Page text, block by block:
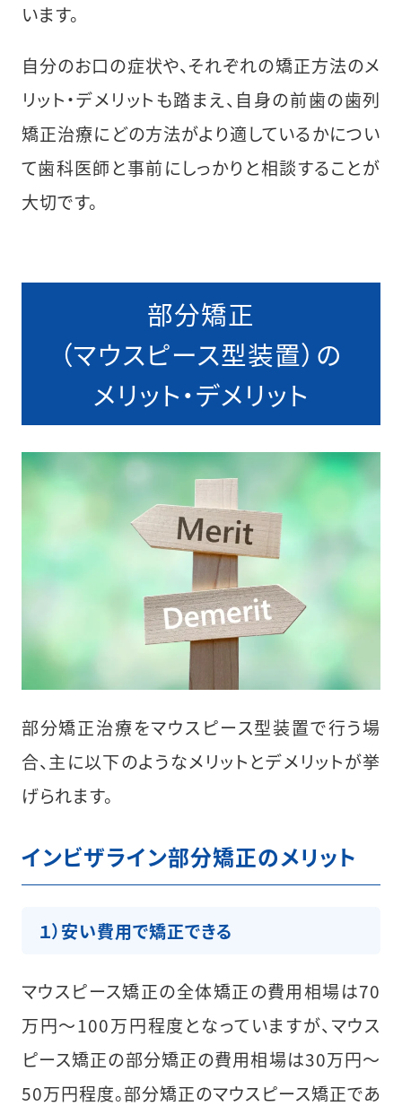
います。
自分のお口の症状や、それぞれの矯正方法のメ
リット・デメリットも踏まえ、自身の前歯の歯列
矯正治療にどの方法がより適しているかについ
て歯科医師と事前にしっかりと相談することが
大切です。
部分矯正
（マウスピース型装置）の
メリット・デメリット
部分矯正治療をマウスピース型装置で行う場
合、主に以下のようなメリットとデメリットが挙
げられます。
インビザライン部分矯正のメリット
１）安い費用で矯正できる
マウスピース矯正の全体矯正の費用相場は70
万円～100万円程度となっていますが、マウス
ピース矯正の部分矯正の費用相場は30万円〜
50万円程度。部分矯正のマウスピース矯正であ